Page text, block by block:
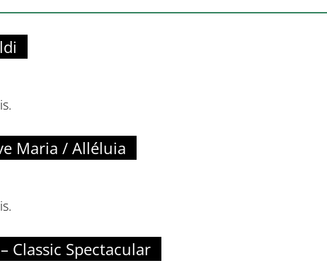
Maria / Alléluia
Classic Spectacular